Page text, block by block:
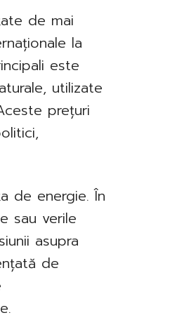
de mai
la
este
utilizate
prețuri
de energie. În
sau verile
asupra
de